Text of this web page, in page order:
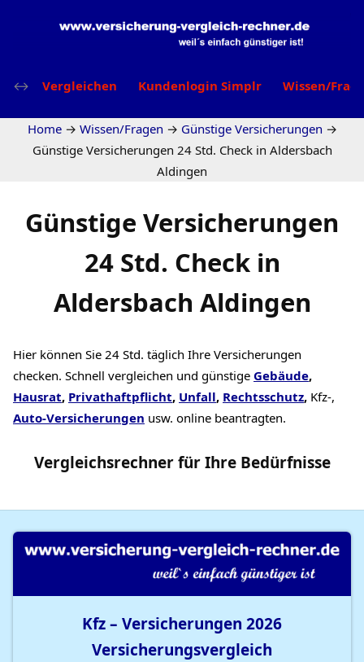
Vergleichen Kundenlogin Simplr Wissen/
Home → Wissen/Fragen → Günstige Versicherungen →
Günstige Versicherungen 24 Std. Check in Aldersbach
Aldingen
Günstige Versicherungen
24 Std. Check in
Aldersbach Aldingen
Hier können Sie 24 Std. täglich Ihre Versicherungen
checken. Schnell vergleichen und günstige Gebäude,
Hausrat, Privathaftpflicht, Unfall, Rechtsschutz, Kfz-,
Auto-Versicherungen usw. online beantragten.
Vergleichsrechnerfür Ihre Bedürfnisse
Kfz – Versicherungen 2026
Versicherungsvergleich